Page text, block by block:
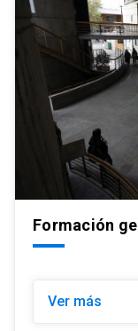
Formación
Ver más